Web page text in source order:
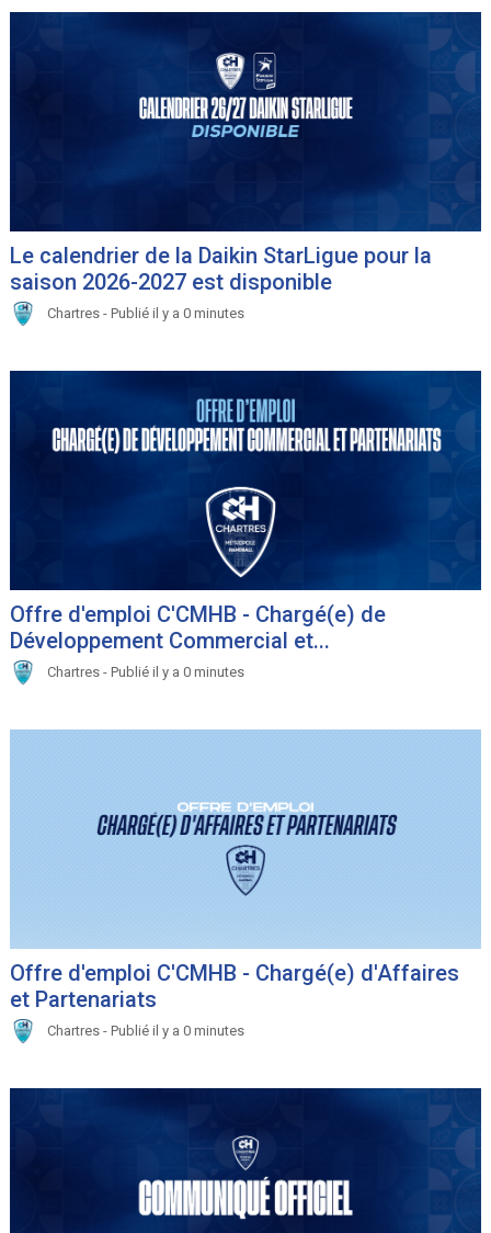
Le calendrier de la Daikin StarLigue pour la
saison 2026-2027 est disponible
Chartres - Publié il y a 0 minutes
Offre d'emploi C'CMHB - Chargé(e) de
Développement Commercial et...
Chartres - Publié il y a 0 minutes
Offre d'emploi C'CMHB - Chargé(e) d'Affaires
et Partenariats
Chartres - Publié il y a 0 minutes